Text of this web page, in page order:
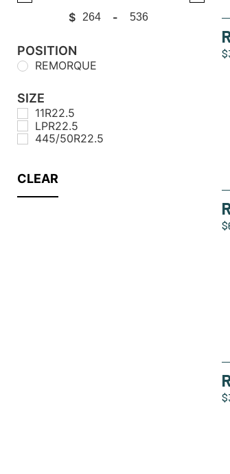
$ Minimum Price
-
Maximum Price
POSITION
REMORQUE
SIZE
11R22.5
LPR22.5
445/50R22.5
CLEAR
$
$
$